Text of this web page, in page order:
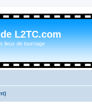
L2TC.com
lieux de tournage